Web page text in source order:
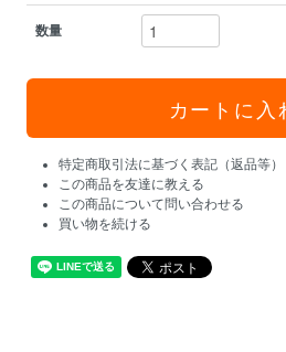
数量
特定商取引法に基づく表記（返品等）
この商品を友達に教える
この商品について問い合わせる
買い物を続ける